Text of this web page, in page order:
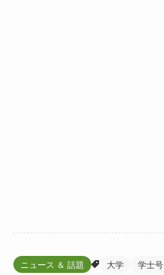
ニュース ＆ 話題 大学 学士号